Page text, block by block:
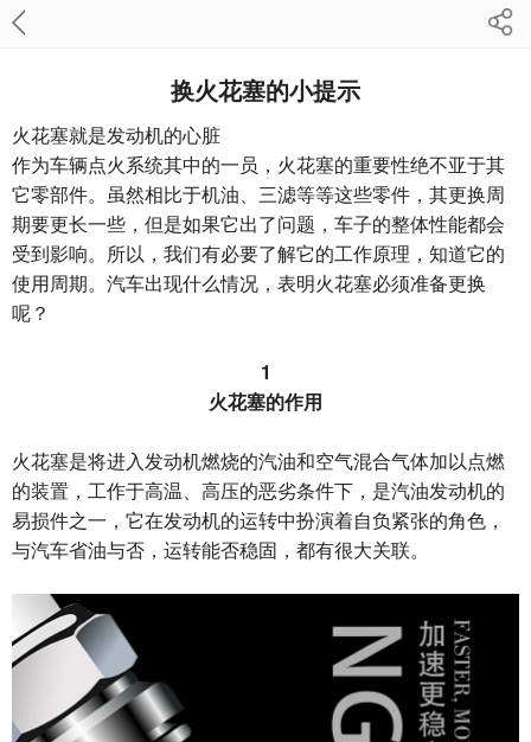
换火花塞的小提示
火花塞就是发动机的心脏
作为车辆点火系统其中的一员，火花塞的重要性绝不亚于其
它零部件。虽然相比于机油、三滤等等这些零件，其更换周
期要更长一些，但是如果它出了问题，车子的整体性能都会
受到影响。所以，我们有必要了解它的工作原理，知道它的
使用周期。汽车出现什么情况，表明火花塞必须准备更换
呢？
1
火花塞的作用
火花塞是将进入发动机燃烧的汽油和空气混合气体加以点燃
的装置，工作于高温、高压的恶劣条件下，是汽油发动机的
易损件之一，它在发动机的运转中扮演着自负紧张的角色，
与汽车省油与否，运转能否稳固，都有很大关联。